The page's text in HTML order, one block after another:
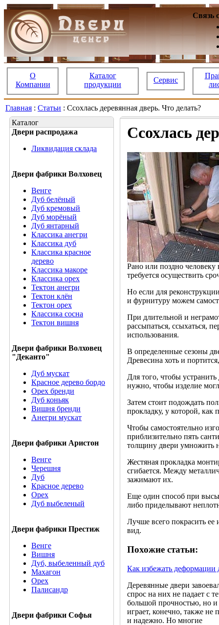
Связь
О
Компании
Каталог
продукции
Сервис
Главная : Статьи : Ссохлась деревянная дверь. Что делать?
Каталог
Двери распродажа
Ликвидация склада
Двери фабрики Волховец
Венге
Дуб белёный
Дуб кремовый
Дуб морёный
Дуб янтарный
Классика анегри
Классика дуб
Классика красное
дерево
Классика макоре
Классика орех
Тектон анегри
Тектон клён
Тектон орех
Классика сосна
Тектон вишня
Двери фабрики Волховец
"Деканто"
Дуб мускат
Красное дерево бордо
Орех бренди
Дуб коньяк
Вишня бренди
Анегри мускат
Двери фабрики Аристон
Венге
Черешня
Дуб
Красное дерево
Орех
Дуб выбеленый
Двери фабрики Престиж
Венге
Вишня
Дуб, выбеленный дуб
Махагон
Орех
Палисандр
Двери фабрики Софья
Ссохлась
Рано или поздно человеку
требуется осуществить
Но если для
и фурнитуру можем
При длительной и
рассыпаться, ссыхаться,
использования.
В определенные сезоны
Древесина хоть и
Для того, чтобы
нужно, чтобы изделие
Затем стоит подождать
прокладку, у которой, как
Чтобы самостоятельно
приблизительно пять
толщину двери умножить
Жестяная прокладка
сгибается. Между
зажимают их.
Еще один способ при
либо приделывают
Лучше всего покрасить
вид.
Похожие статьи:
Как избежать деформации
Деревянные двери
спрос на них не падает с
большой прочностью, но и
играет, конечно, также не
и надежно. Но многие